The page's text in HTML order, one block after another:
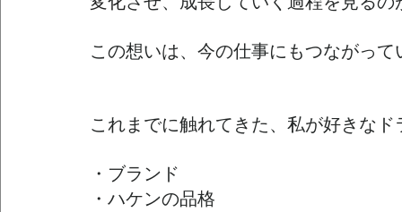
この想いは、今の仕事にもつながって
これまでに触れてきた、私が好きなド
・ブランド
・ハケンの品格